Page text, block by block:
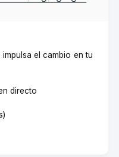
el cambio en tu
directo